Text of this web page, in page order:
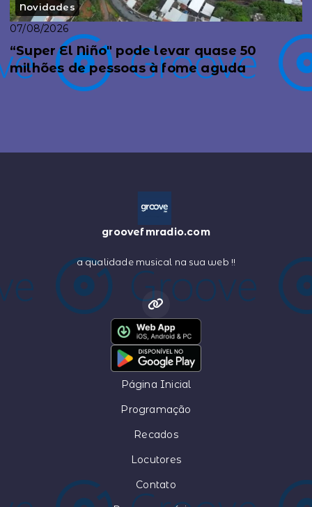
Novidades
07/08/2026
“Super El Niño" pode levar quase 50
milhões de pessoas à fome aguda
groovefmradio.com
a qualidade musical na sua web !!
Página Inicial
Programação
Recados
Locutores
Contato